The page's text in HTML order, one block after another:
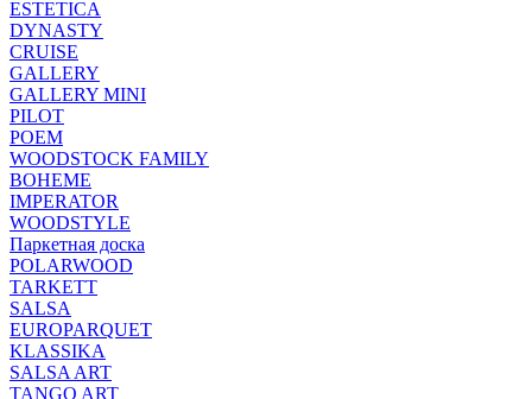
ESTETICA
DYNASTY
CRUISE
GALLERY
GALLERY MINI
PILOT
POEM
WOODSTOCK FAMILY
BOHEME
IMPERATOR
WOODSTYLE
Паркетная доска
POLARWOOD
TARKETT
SALSA
EUROPARQUET
KLASSIKA
SALSA ART
TANGO ART